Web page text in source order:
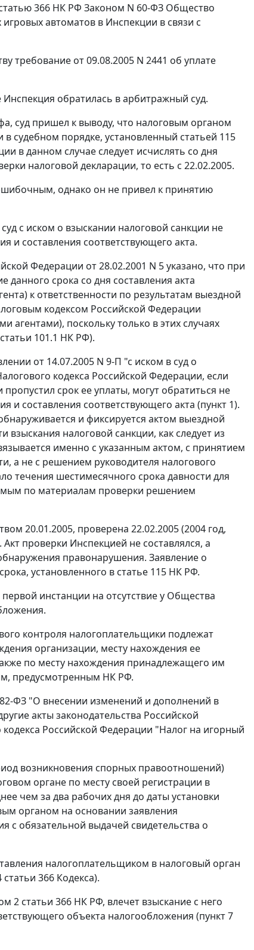
366 НК РФ Законом N 60-ФЗ Общество
автоматов в Инспекции в связи с
требование от 09.08.2005 N 2441 об уплате
обратилась в арбитражный суд.
суд пришел к выводу, что налоговым органом
судебном порядке, установленный статьей 115
в данном случае следует исчислять со дня
налоговой декларации, то есть с 22.02.2005.
однако он не привел к принятию
с иском о взыскании налоговой санкции не
и составления соответствующего акта.
Федерации от 28.02.2001 N 5 указано, что при
срока со дня составления акта
к ответственности по результатам выездной
кодексом Российской Федерации
агентами), поскольку только в этих случаях
101.1 НК РФ).
от 14.07.2005 N 9-П "с иском в суд о
кодекса Российской Федерации, если
срок ее уплаты, могут обратиться не
и составления соответствующего акта (пункт 1).
и фиксируется актом выездной
налоговой санкции, как следует из
именно с указанным актом, с принятием
а не с решением руководителя налогового
течения шестимесячного срока давности для
по материалам проверки решением
20.01.2005, проверена 22.02.2005 (2004 год,
проверки Инспекцией не составлялся, а
правонарушения. Заявление о
установленного в статье 115 НК РФ.
инстанции на отсутствие у Общества
контроля налогоплательщики подлежат
организации, месту нахождения ее
по месту нахождения принадлежащего им
предусмотренным НК РФ.
ФЗ "О внесении изменений и дополнений в
акты законодательства Российской
кодекса Российской Федерации "Налог на игорный
возникновения спорных правоотношений)
органе по месту своей регистрации в
чем за два рабочих дня до даты установки
органом на основании заявления
с обязательной выдачей свидетельства о
налогоплательщиком в налоговый орган
статьи 366 Кодекса).
2 статьи 366 НК РФ, влечет взыскание с него
объекта налогообложения (пункт 7